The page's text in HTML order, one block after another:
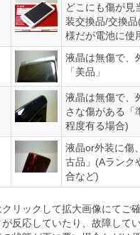
どこにも傷が見
装交換品/交換
様だが電池に使
液晶は無傷で、
「美品」
液晶は無傷で、
さな傷がある「
程度有る場合)
液晶or外装に傷
古品」(Aランク
合など)
リックして拡大画像にてご確
反応していたり、故障して